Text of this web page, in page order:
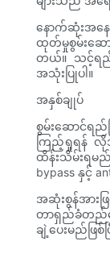
နောက်ဆုံးအန
ထုတ်မှုစွမ်းဆေ
တယ်။ သင့်ရည်
အသုံးပြုပါ။
အနှစ်ချုပ်
စွမ်းဆောင်ရ
ကြည့်ရှုရန် လို
ထိန်းသိမ်းရမ
bypass နှင့်
အဆုံးစွန်အား
တာရှည်ခံတည်ဆ
ချဲ့ပေးမည်ဖြ